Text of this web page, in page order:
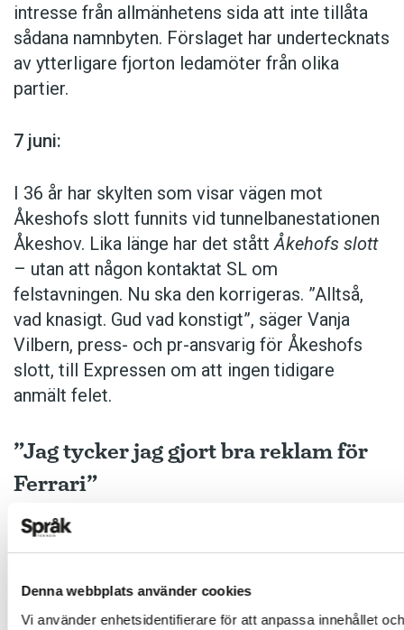
Denna webbplats använder cookies
Vi använder enhetsidentifierare för att anpassa innehållet
– Det beror på mitt humör och filmen. Är jag trött
tittar jag på den dubbade versionen. Svarta
komedier som till exempel Adams äpplen ser jag
på originalspråket, det är så viktigt med tajmningen
– I egenskap av tysk som även pratar engelska
flytande tycker jag inte om företeelsen. För mig
förstör det originalverket och jag tror att folk skulle
lära sig bättre engelska om vi inte dubbade.
intresse från allmänhetens sida att inte tillåta
sådana namnbyten. Förslaget har undertecknats
av ytterligare fjorton ledamöter från olika
partier.
7 juni:
I 36 år har skylten som visar vägen mot
Åkeshofs slott funnits vid tunnelbanestationen
Åkeshov. Lika länge har det ståttÅkehofs slott
– utan att någon kontaktat SL om
felstavningen. Nu ska den korrigeras. ”Alltså,
vad knasigt. Gud vad konstigt”, säger Vanja
Vilbern, press- och pr-ansvarig för Åkeshofs
slott, till Expressen om att ingen tidigare
anmält felet.
”Jag tycker jag gjort bra reklam för
Ferrari”
9 juni:
Efter drygt 30 år tvingasPizzeria Ferrari
Henån byta namn. Den italienska biltillverkaren